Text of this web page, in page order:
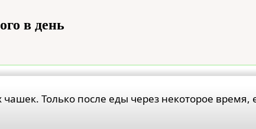
в день
Только после еды через некоторое